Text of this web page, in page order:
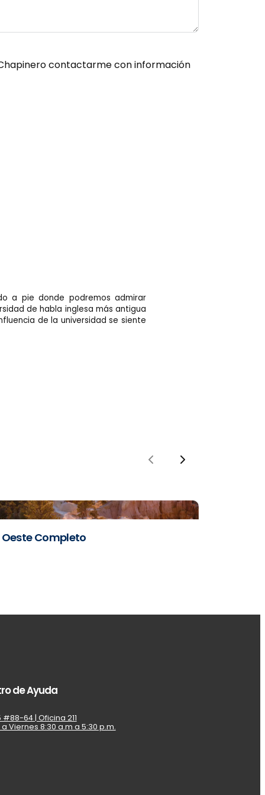
contactarme con información
a pie donde podremos admirar
de habla inglesa más antigua
de la universidad se siente
Previous
Next
Oeste Completo
de Ayuda
#88-64 | Oficina 211
a Viernes 8:30 a.m a 5:30 p.m.